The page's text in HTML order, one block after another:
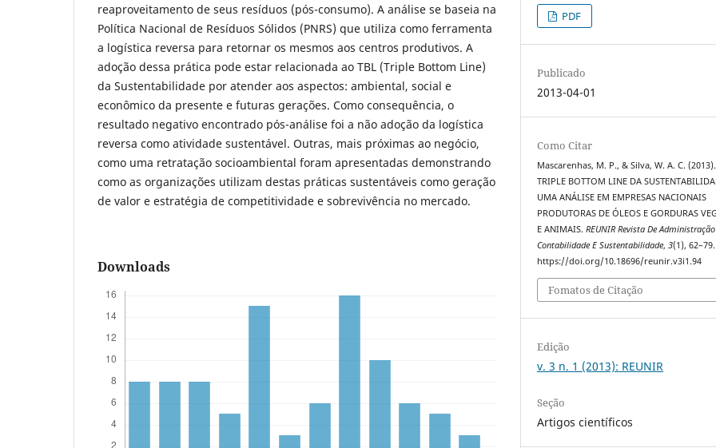
reaproveitamento de seus resíduos (pós-consumo). A análise se baseia na
Política Nacional de Resíduos Sólidos (PNRS) que utiliza como ferramenta
a logística reversa para retornar os mesmos aos centros produtivos. A
adoção dessa prática pode estar relacionada ao TBL (Triple Bottom Line)
da Sustentabilidade por atender aos aspectos: ambiental, social e
econômico da presente e futuras gerações. Como consequência, o
resultado negativo encontrado pós-análise foi a não adoção da logística
reversa como atividade sustentável. Outras, mais próximas ao negócio,
como uma retratação socioambiental foram apresentadas demonstrando
como as organizações utilizam destas práticas sustentáveis como geração
de valor e estratégia de competitividade e sobrevivência no mercado.
Downloads
PDF
Publicado
2013-04-01
Como Citar
Mascarenhas, M. P., & Silva, W. A. C. (2013).
TRIPLE BOTTOM LINE DA
UMA ANÁLISE EM EMPRESAS NACIONAIS
PRODUTORAS DE ÓLEOS E GORDURAS
E ANIMAIS.REUNIR Revista De Administração
Contabilidade E Sustentabilidade,3(1), 62–79.
https://doi.org/10.18696/reunir.v3i1.94
Fomatos de Citação
Edição
v. 3 n. 1 (2013): REUNIR
Seção
Artigos científicos